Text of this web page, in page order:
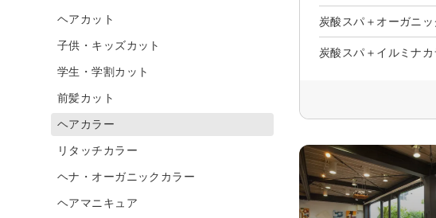
炭酸スパ＋オーガニ
炭酸スパ＋イルミナ
ヘアカット
子供・キッズカット
学生・学割カット
前髪カット
ヘアカラー
リタッチカラー
ヘナ・オーガニックカラー
ヘアマニキュア